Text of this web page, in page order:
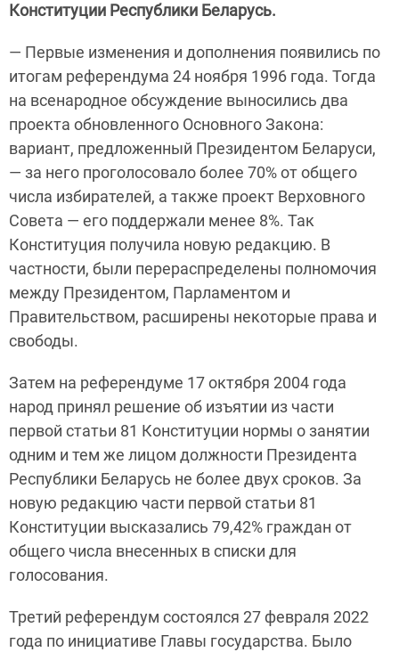
Конституции Республики Беларусь.
— Первые изменения и дополнения появились по
итогам референдума 24 ноября 1996 года. Тогда
на всенародное обсуждение выносились два
проекта обновленного Основного Закона:
вариант, предложенный Президентом Беларуси,
— за него проголосовало более 70% от общего
числа избирателей, а также проект Верховного
Совета — его поддержали менее 8%. Так
Конституция получила новую редакцию. В
частности, были перераспределены полномочия
между Президентом, Парламентом и
Правительством, расширены некоторые права и
свободы.
Затем на референдуме 17 октября 2004 года
народ принял решение об изъятии из части
первой статьи 81 Конституции нормы о занятии
одним и тем же лицом должности Президента
Республики Беларусь не более двух сроков. За
новую редакцию части первой статьи 81
Конституции высказались 79,42% граждан от
общего числа внесенных в списки для
голосования.
Третий референдум состоялся 27 февраля 2022
года по инициативе Главы государства. Было